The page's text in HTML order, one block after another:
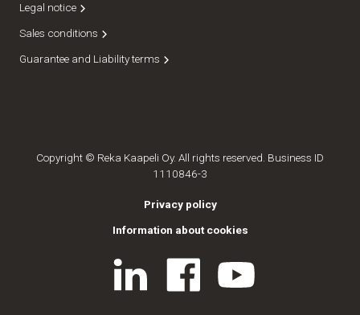
Legal notice
Sales conditions
Guarantee and Liability terms
Copyright © Reka Kaapeli Oy. All rights reserved. Business ID
1110846-3
Privacy policy
Information about cookies